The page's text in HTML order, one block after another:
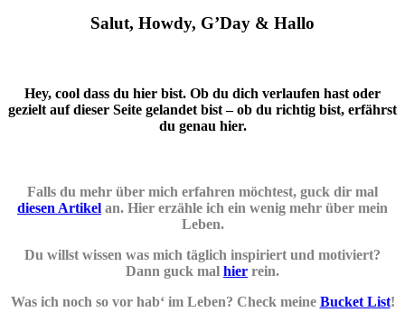
Salut, Howdy, G’Day & Hallo
Hey, cool dass du hier bist. Ob du dich verlaufen hast oder
gezielt auf dieser Seite gelandet bist – ob du richtig bist, erfährst
du genau hier.
Falls du mehr über mich erfahren möchtest, guck dir mal
diesen Artikel an. Hier erzähle ich ein wenig mehr über mein
Leben.
Du willst wissen was mich täglich inspiriert und motiviert?
Dann guck mal hier rein.
Was ich noch so vor hab‘ im Leben? Check meine Bucket List!